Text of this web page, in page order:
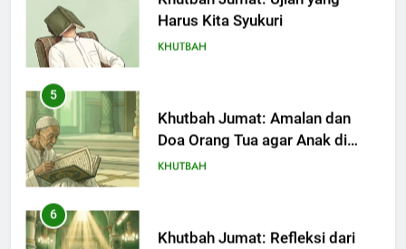
Khutbah Jumat: Amalan dan
Doa Orang Tua agar Anak di
Pondok Pesantren Sukses Dunia
6
Khutbah Jumat: Refleksi dari
Cerita Mimbar Rasulullah
7